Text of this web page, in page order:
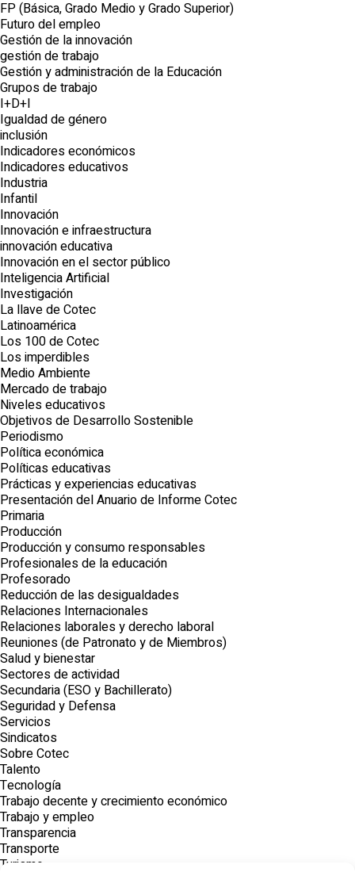
FP (Básica, Grado Medio y Grado Superior)
Futuro del empleo
Gestión de la innovación
gestión de trabajo
Gestión y administración de la Educación
Grupos de trabajo
I+D+I
Igualdad de género
inclusión
Indicadores económicos
Indicadores educativos
Industria
Infantil
Innovación
Innovación e infraestructura
innovación educativa
Innovación en el sector público
Inteligencia Artificial
Investigación
La llave de Cotec
Latinoamérica
Los 100 de Cotec
Los imperdibles
Medio Ambiente
Mercado de trabajo
Niveles educativos
Objetivos de Desarrollo Sostenible
Periodismo
Política económica
Políticas educativas
Prácticas y experiencias educativas
Presentación del Anuario de Informe Cotec
Primaria
Producción
Producción y consumo responsables
Profesionales de la educación
Profesorado
Reducción de las desigualdades
Relaciones Internacionales
Relaciones laborales y derecho laboral
Reuniones (de Patronato y de Miembros)
Salud y bienestar
Sectores de actividad
Secundaria (ESO y Bachillerato)
Seguridad y Defensa
Servicios
Sindicatos
Sobre Cotec
Talento
Tecnología
Trabajo decente y crecimiento económico
Trabajo y empleo
Transparencia
Transporte
Turismo